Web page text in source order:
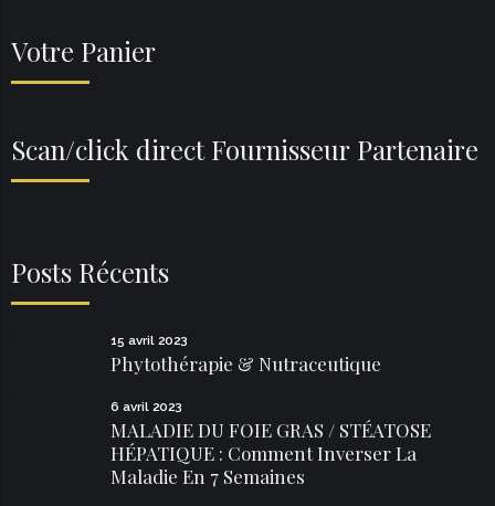
Votre Panier
Scan/click direct Fournisseur Partenaire
Posts Récents
15 avril 2023
Phytothérapie & Nutraceutique
6 avril 2023
MALADIE DU FOIE GRAS / STÉATOSE
HÉPATIQUE : Comment Inverser La
Maladie En 7 Semaines